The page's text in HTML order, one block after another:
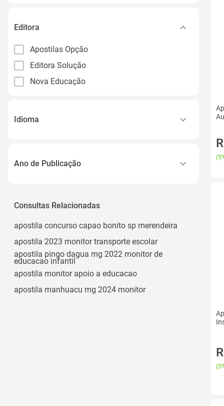
Editora
Apostilas Opção
Editora Solução
Nova Educação
Idioma
Ano de Publicação
Consultas Relacionadas
apostila concurso capao bonito sp merendeira
apostila 2023 monitor transporte escolar
apostila pingo dagua mg 2022 monitor de
educacao infantil
apostila monitor apoio a educacao
apostila manhuacu mg 2024 monitor
(
(